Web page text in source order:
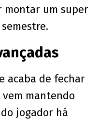
montar um super
acaba de fechar
vem mantendo
jogador há